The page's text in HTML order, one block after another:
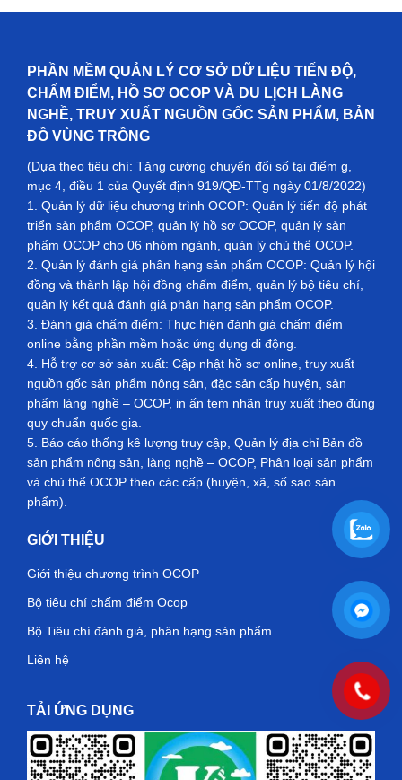
PHẦN MỀM QUẢN LÝ CƠ SỞ DỮ LIỆU TIẾN ĐỘ,
CHẤM ĐIỂM, HỒ SƠ OCOP VÀ DU LỊCH LÀNG
NGHỀ, TRUY XUẤT NGUỒN GỐC SẢN PHẨM, BẢN
ĐỒ VÙNG TRỒNG
(Dựa theo tiêu chí: Tăng cường chuyển đổi số tại điểm g,
mục 4, điều 1 của Quyết định 919/QĐ-TTg ngày 01/8/2022)
1. Quản lý dữ liệu chương trình OCOP: Quản lý tiến độ phát
triển sản phẩm OCOP, quản lý hồ sơ OCOP, quản lý sản
phẩm OCOP cho 06 nhóm ngành, quản lý chủ thể OCOP.
2. Quản lý đánh giá phân hạng sản phẩm OCOP: Quản lý hội
đồng và thành lập hội đồng chấm điểm, quản lý bộ tiêu chí,
quản lý kết quả đánh giá phân hạng sản phẩm OCOP.
3. Đánh giá chấm điểm: Thực hiện đánh giá chấm điểm
online bằng phần mềm hoặc ứng dụng di động.
4. Hỗ trợ cơ sở sản xuất: Cập nhật hồ sơ online, truy xuất
nguồn gốc sản phẩm nông sản, đặc sản cấp huyện, sản
phẩm làng nghề – OCOP, in ấn tem nhãn truy xuất theo đúng
quy chuẩn quốc gia.
5. Báo cáo thống kê lượng truy cập, Quản lý địa chỉ Bản đồ
sản phẩm nông sản, làng nghề – OCOP, Phân loại sản phẩm
và chủ thể OCOP theo các cấp (huyện, xã, số sao sản
phẩm).
GIỚI THIỆU
Giới thiệu chương trình OCOP
Bộ tiêu chí chấm điểm Ocop
Bộ Tiêu chí đánh giá, phân hạng sản phẩm
Liên hệ
TẢI ỨNG DỤNG